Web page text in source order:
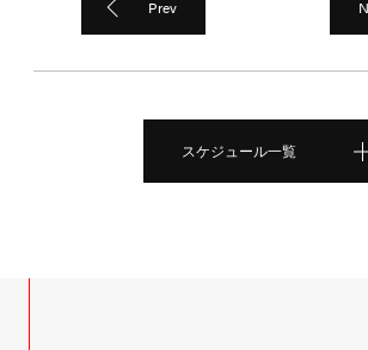
Prev
スケジュール一覧